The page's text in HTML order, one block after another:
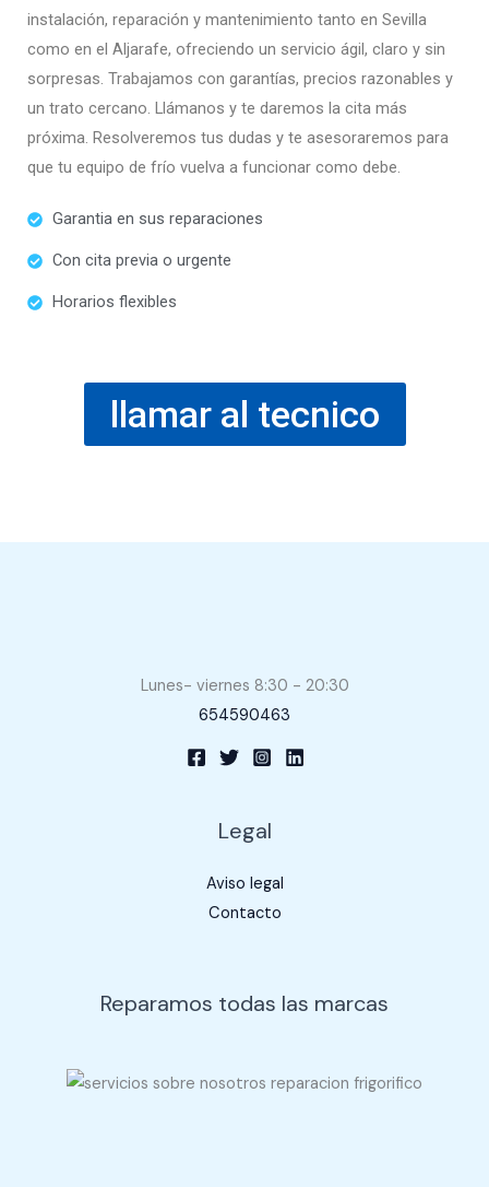
instalación, reparación y mantenimiento tanto en Sevilla
como en el Aljarafe, ofreciendo un servicio ágil, claro y sin
sorpresas. Trabajamos con garantías, precios razonables y
un trato cercano. Llámanos y te daremos la cita más
próxima. Resolveremos tus dudas y te asesoraremos para
que tu equipo de frío vuelva a funcionar como debe.
Garantia en sus reparaciones
Con cita previa o urgente
Horarios flexibles
llamar al tecnico
Lunes- viernes 8:30 - 20:30
654590463
Legal
Aviso legal
Contacto
Reparamos todas las marcas